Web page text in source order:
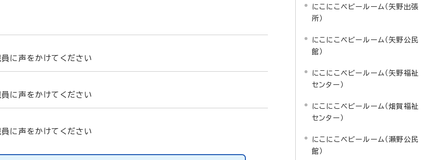
に声をかけてください
に声をかけてください
に声をかけてください
にこにこベビールーム（矢野出張
所）
にこにこベビールーム（矢野公民
館）
にこにこベビールーム（矢野福祉
センター）
にこにこベビールーム（畑賀福祉
センター）
にこにこベビールーム（瀬野公民
館）